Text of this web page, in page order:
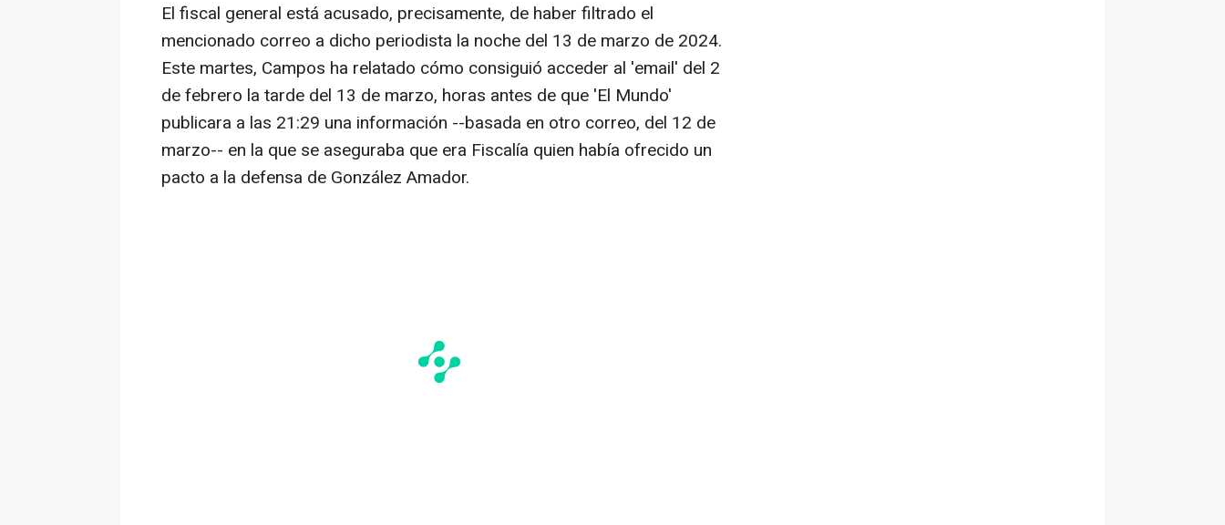
El fiscal general está acusado, precisamente, de haber filtrado el
mencionado correo a dicho periodista la noche del 13 de marzo de 2024.
Este martes, Campos ha relatado cómo consiguió acceder al 'email' del 2
de febrero la tarde del 13 de marzo, horas antes de que 'El Mundo'
publicara a las 21:29 una información --basada en otro correo, del 12 de
marzo-- en la que se aseguraba que era Fiscalía quien había ofrecido un
pacto a la defensa de González Amador.